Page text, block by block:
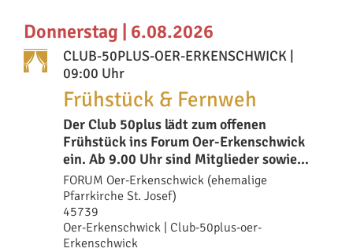
Donnerstag | 6.08.2026
CLUB-50PLUS-OER-ERKENSCHWICK |
09:00 Uhr
Frühstück & Fernweh
Der Club 50plus lädt zum offenen
Frühstück ins Forum Oer-Erkenschwick
ein. Ab 9.00 Uhr sind Mitglieder sowie
interessierte B�
FORUM Oer-Erkenschwick (ehemalige
Pfarrkirche St. Josef)
45739
Oer-Erkenschwick | Club-50plus-oer-
Erkenschwick